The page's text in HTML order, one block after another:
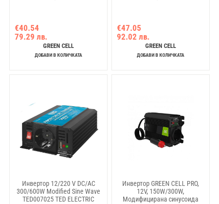
€40.54
79.29 лв.
GREEN CELL
ДОБАВИ В КОЛИЧКАТА
€47.05
92.02 лв.
GREEN CELL
ДОБАВИ В КОЛИЧКАТА
Инвертор 12/220 V DC/AC
300/600W Modified Sine Wave
TED007025 TED ELECTRIC
Инвертор GREEN CELL PRO,
12V, 150W/300W,
Модифицирана синусоида